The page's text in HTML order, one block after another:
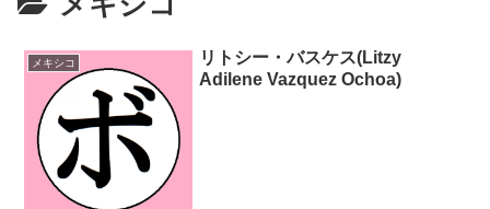
メキシコ
リトシー・バスケス(Litzy
Adilene Vazquez Ochoa)